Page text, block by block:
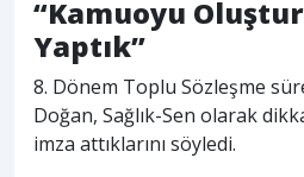
“Kamuoyu
Yaptık”
8. Dönem Toplu Sözleşme
Doğan, Sağlık-Sen olarak
imza attıklarını söyledi.